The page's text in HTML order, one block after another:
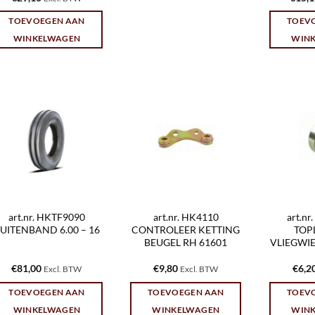
TOEVOEGEN AAN
WINKELWAGEN
art.nr. HKTF9090
6.00 – 16
€81,00 Excl. BTW
TOEVOEGEN AAN
WINKELWAGEN
art.nr. HK4110
CONTROLEER KETTING
BEUGEL RH 61601
€9,80 Excl. BTW
TOEVOEGEN AAN
WINKELWAGEN
€